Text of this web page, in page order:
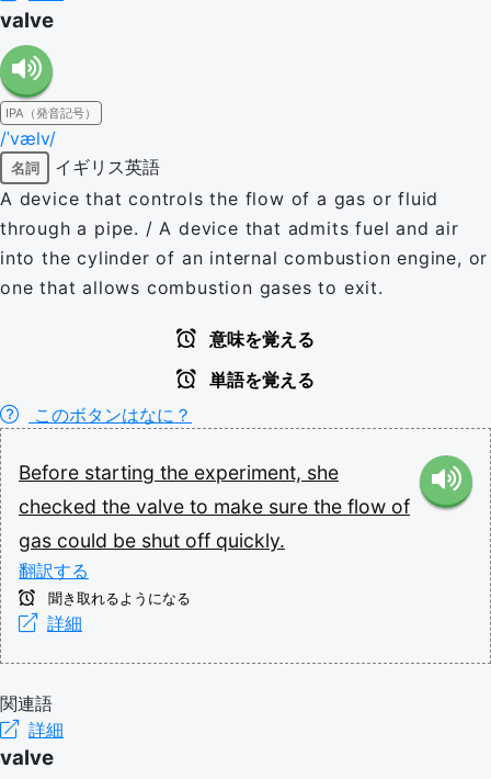
valve
IPA（発音記号）
/ˈvælv/
名詞
イギリス英語
A device that controls the flow of a gas or fluid
through a pipe. / A device that admits fuel and air
into the cylinder of an internal combustion engine, or
one that allows combustion gases to exit.
意味を覚える
単語を覚える
このボタンはなに？
Before starting the experiment, she
checked the valve to make sure the flow of
gas could be shut off quickly.
翻訳する
聞き取れるようになる
詳細
関連語
詳細
valve